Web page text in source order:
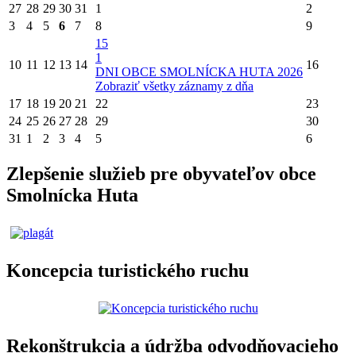
27 28 29 30 31 1
2
3
4 5 6 7 8 9
10 11 12 13 14
15
1
DNI OBCE SMOLNÍCKA HUTA 2026
Zobraziť všetky záznamy z dňa
16
17 18 19 20 21 22
23
24 25 26 27 28 29
30
31 1 2 3 4 5 6
Zlepšenie služieb pre obyvateľov obce
Smolnícka Huta
Koncepcia turistického ruchu
Rekonštrukcia a údržba odvodňovacieho